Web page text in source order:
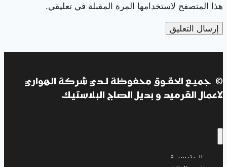
هذا المتصفح لاستخدامها المرة المقبلة في تعليقي.
© جميـع الحقـوق محفوظة لـدي شركة الهواري
لاعمال القرميد و بديل الصاج البلاستيك
الــرئيسيــة